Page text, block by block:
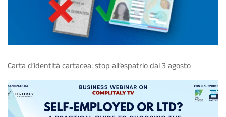
Carta d’identità cartacea: stop all’espatrio dal 3 agosto